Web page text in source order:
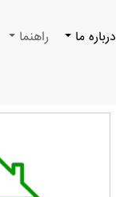
درباره ما راهنما